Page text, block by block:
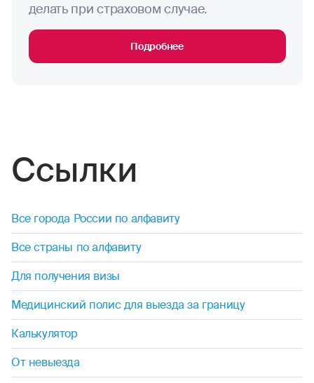
водные мотоциклы
гребля (академическая, на байдарках и каноэ)
гребной слалом
занятия горными лыжами
дайвинг
исключения: занятия скалолазанием,
альпинизмом, ледолазанием, хели-ски,
парапланеризмом, парасейлингом вне
зависимости от того, включает ли Договор
делать при страховом случае.
Подробнее
Ссылки
Все города России по алфавиту
Все страны по алфавиту
Для получения визы
Медицинский полис для выезда за границу
Калькулятор
От невыезда